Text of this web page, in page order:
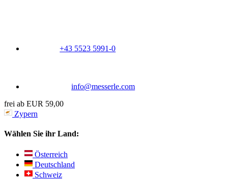
+43 5523 5991-0
info@messerle.com
frei ab EUR 59,00
Zypern
Wählen Sie ihr Land:
Österreich
Deutschland
Schweiz